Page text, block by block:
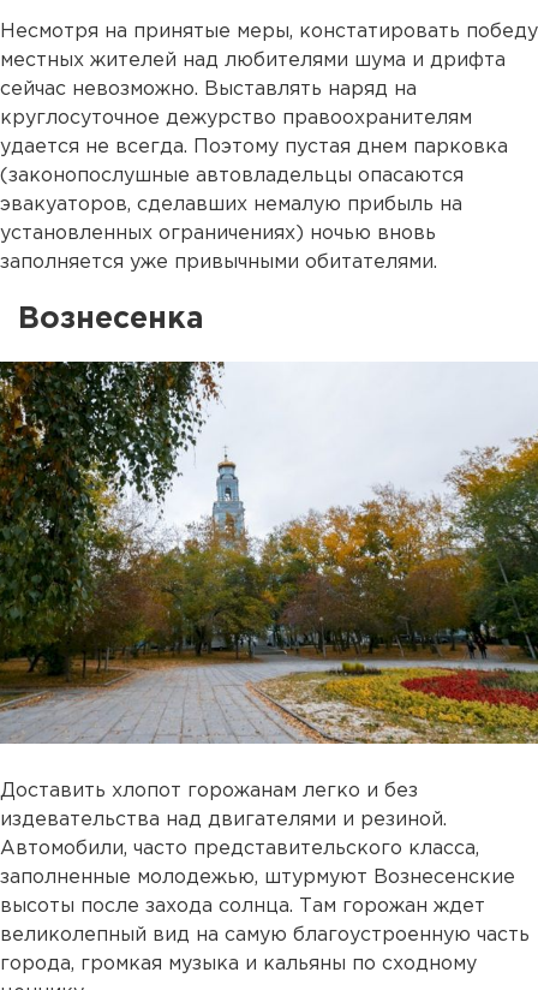
Несмотря на принятые меры, констатировать победу
местных жителей над любителями шума и дрифта
сейчас невозможно. Выставлять наряд на
круглосуточное дежурство правоохранителям
удается не всегда. Поэтому пустая днем парковка
(законопослушные автовладельцы опасаются
эвакуаторов, сделавших немалую прибыль на
установленных ограничениях) ночью вновь
заполняется уже привычными обитателями.
Вознесенка
Доставить хлопот горожанам легко и без
издевательства над двигателями и резиной.
Автомобили, часто представительского класса,
заполненные молодежью, штурмуют Вознесенские
высоты после захода солнца. Там горожан ждет
великолепный вид на самую благоустроенную часть
города, громкая музыка и кальяны по сходному